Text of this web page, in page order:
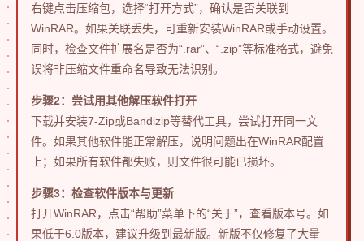
右键点击压缩包，选择“打开方式”，确认是否关联到
WinRAR。如果关联丢失，可重新安装WinRAR或手动设置。
同时，检查文件扩展名是否为“.rar”、“.zip”等标准格式，避免
误将非压缩文件重命名导致无法识别。
步骤2：尝试用其他解压软件打开
下载并安装7-Zip或Bandizip等替代工具，尝试打开同一文
件。如果其他软件能正常解压，说明问题出在WinRAR配置
上；如果所有软件都失败，则文件很可能已损坏。
步骤3：检查软件版本与更新
打开WinRAR，点击“帮助”菜单下的“关于”，查看版本号。如
果低于6.0版本，建议升级到最新版。新版不仅修复了大量